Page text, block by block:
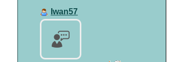
Iwan57